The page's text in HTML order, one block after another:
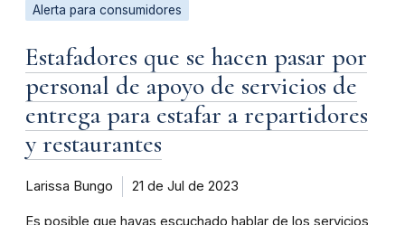
Alerta para consumidores
Estafadores que se hacen pasar por
personal de apoyo de servicios de
entrega para estafar a repartidores
y restaurantes
Larissa Bungo 21 de Jul de 2023
Es posible que hayas escuchado hablar de los servicios